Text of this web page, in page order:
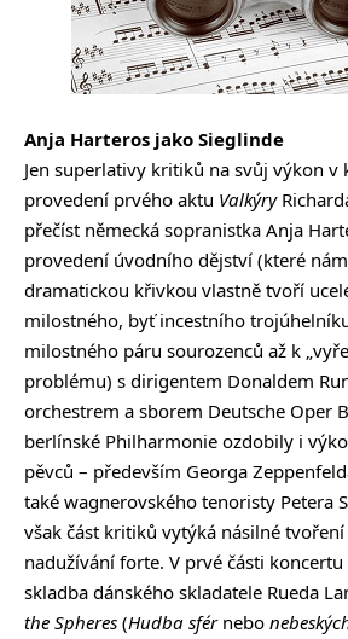
Anja Harteros jako Sieglinde
Jen superlativy kritiků na svůj výkon v
provedení prvého aktu Valkýry
přečíst německá sopranistka Anja
provedení úvodního dějství (které
dramatickou křivkou vlastně tvoří
milostného, byť incestního
milostného páru sourozenců až k
problému) s dirigentem Donaldem
orchestrem a sborem Deutsche Oper
berlínské Philharmonie ozdobily i
pěvců – především Georga
také wagnerovského tenoristy Petera
však část kritiků vytýká násilné
nadužívání forte. V prvé části
skladba dánského skladatele Rueda
the Spheres (Hudba sfér nebo